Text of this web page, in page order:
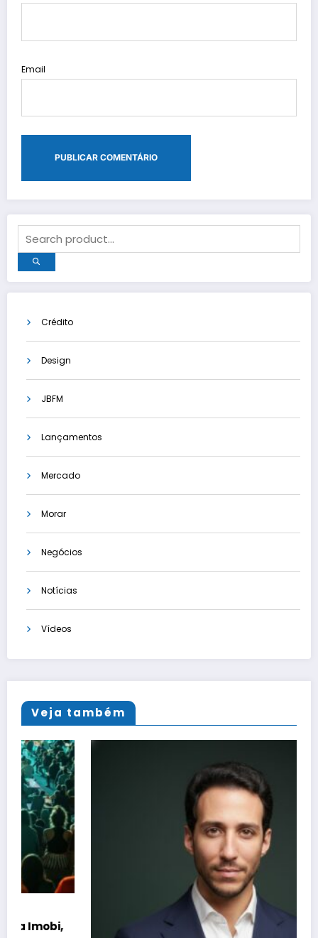
Email
Crédito
Design
JBFM
Lançamentos
Mercado
Morar
Negócios
Notícias
Vídeos
Veja também